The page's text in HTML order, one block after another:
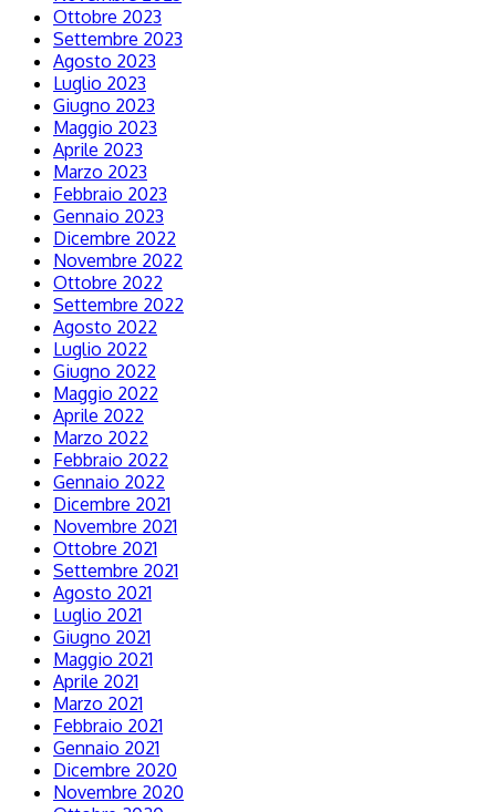
Ottobre 2023
Settembre 2023
Agosto 2023
Luglio 2023
Giugno 2023
Maggio 2023
Aprile 2023
Marzo 2023
Febbraio 2023
Gennaio 2023
Dicembre 2022
Novembre 2022
Ottobre 2022
Settembre 2022
Agosto 2022
Luglio 2022
Giugno 2022
Maggio 2022
Aprile 2022
Marzo 2022
Febbraio 2022
Gennaio 2022
Dicembre 2021
Novembre 2021
Ottobre 2021
Settembre 2021
Agosto 2021
Luglio 2021
Giugno 2021
Maggio 2021
Aprile 2021
Marzo 2021
Febbraio 2021
Gennaio 2021
Dicembre 2020
Novembre 2020